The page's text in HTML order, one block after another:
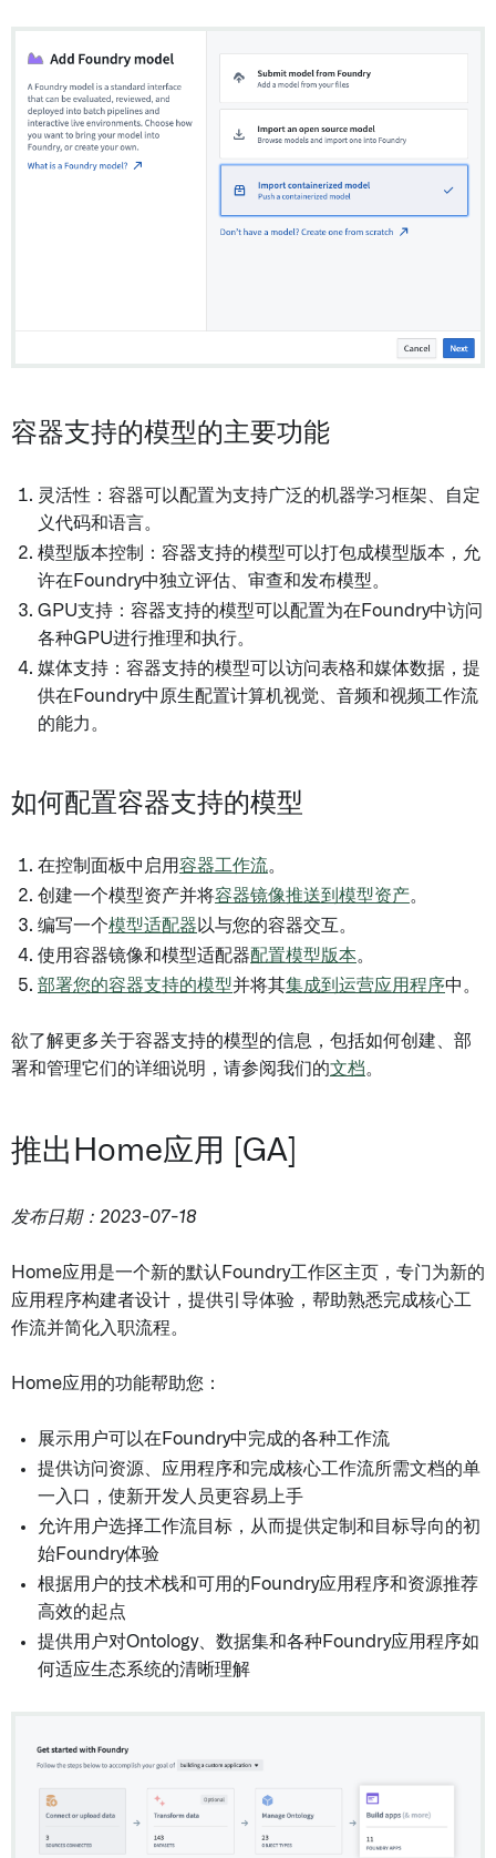
容器支持的模型的主要功能
灵活性：容器可以配置为支持广泛的机器学习框架、自定
义代码和语言。
模型版本控制：容器支持的模型可以打包成模型版本，允
许在Foundry中独立评估、审查和发布模型。
GPU支持：容器支持的模型可以配置为在Foundry中访问
各种GPU进行推理和执行。
媒体支持：容器支持的模型可以访问表格和媒体数据，提
供在Foundry中原生配置计算机视觉、音频和视频工作流
的能力。
如何配置容器支持的模型
在控制面板中启用容器工作流。
创建一个模型资产并将容器镜像推送到模型资产。
编写一个模型适配器 以与您的容器交互。
使用容器镜像和模型适配器配置模型版本。
部署您的容器支持的模型并将其集成到运营应用程序中。
欲了解更多关于容器支持的模型的信息，包括如何创建、部
署和管理它们的详细说明，请参阅我们的文档。
推出Home应用 [GA]
发布日期：2023-07-18
Home应用是一个新的默认Foundry工作区主页，专门为新的
应用程序构建者设计，提供引导体验，帮助熟悉完成核心工
作流并简化入职流程。
Home应用的功能帮助您：
展示用户可以在Foundry中完成的各种工作流
提供访问资源、应用程序和完成核心工作流所需文档的单
一入口，使新开发人员更容易上手
允许用户选择工作流目标，从而提供定制和目标导向的初
始Foundry体验
根据用户的技术栈和可用的Foundry应用程序和资源推荐
高效的起点
提供用户对Ontology、数据集和各种Foundry应用程序如
何适应生态系统的清晰理解